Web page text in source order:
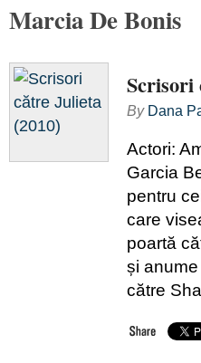
Marcia De Bonis
Scrisori
By Dana
Actori:
Garcia
pentru
care
poartă
și
către